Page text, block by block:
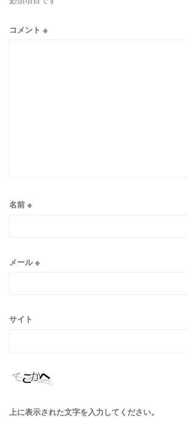
コメント ※
名前 ※
メール※
サイト
上に表示された文字を入力してください。